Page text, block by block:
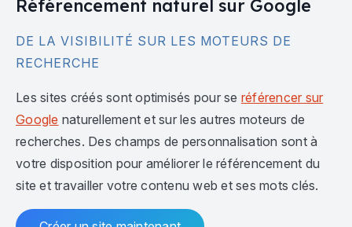
Référencement naturel sur Google
DE LA VISIBILITÉ SUR LES MOTEURS DE
RECHERCHE
Les sites créés sont optimisés pour se référencer sur
Google naturellement et sur les autres moteurs de
recherches. Des champs de personnalisation sont à
votre disposition pour améliorer le référencement du
site et travailler votre contenu web et ses mots clés.